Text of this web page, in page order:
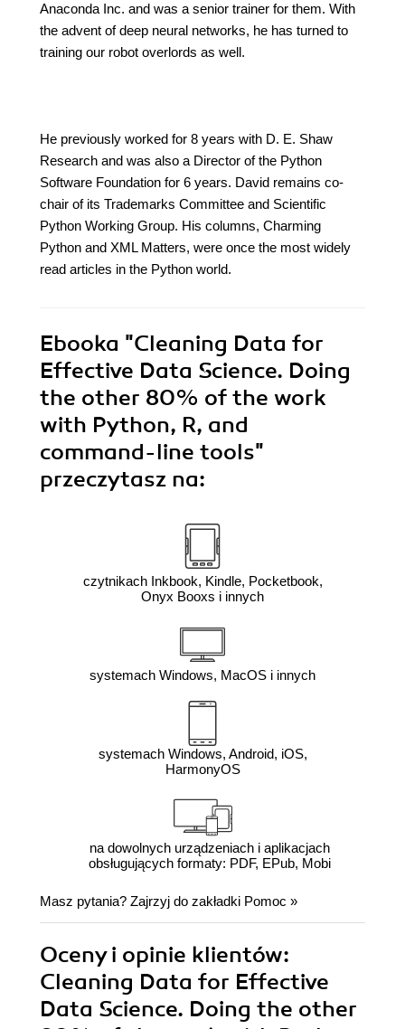
Anaconda Inc. and was a senior trainer for them. With
the advent of deep neural networks, he has turned to
training our robot overlords as well.
He previously worked for 8 years with D. E. Shaw
Research and was also a Director of the Python
Software Foundation for 6 years. David remains co-
chair of its Trademarks Committee and Scientific
Python Working Group. His columns, Charming
Python and XML Matters, were once the most widely
read articles in the Python world.
Ebooka "Cleaning Data for
Effective Data Science. Doing
the other 80% of the work
with Python, R, and
command-line tools"
przeczytasz na:
czytnikach Inkbook, Kindle, Pocketbook,
Onyx Booxs i innych
systemach Windows, MacOS i innych
systemach Windows, Android, iOS,
HarmonyOS
na dowolnych urządzeniach i aplikacjach
obsługujących formaty: PDF, EPub, Mobi
Masz pytania? Zajrzyj do zakładki Pomoc »
Oceny i opinie klientów:
Cleaning Data for Effective
Data Science. Doing the other